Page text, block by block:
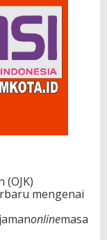
(OJK)
mengenai
onlinemasa